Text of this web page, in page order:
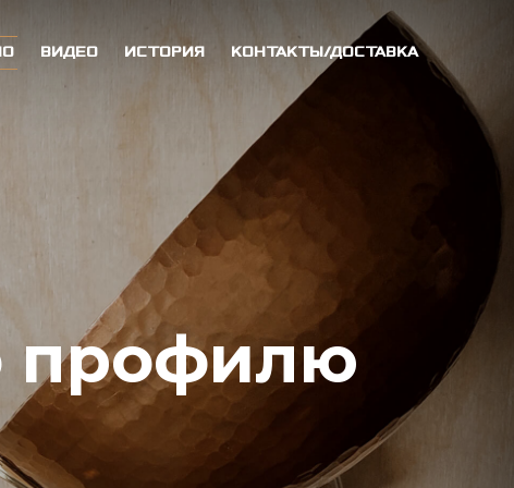
ВИДЕО ИСТОРИЯ КОНТАКТЫ/ДОСТАВКА
профилю